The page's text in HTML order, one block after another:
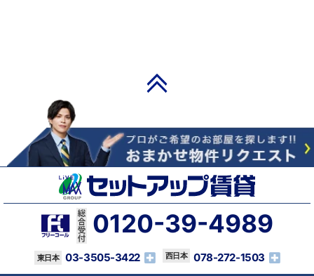
0120-39-4989
03-3505-3422 078-272-1503